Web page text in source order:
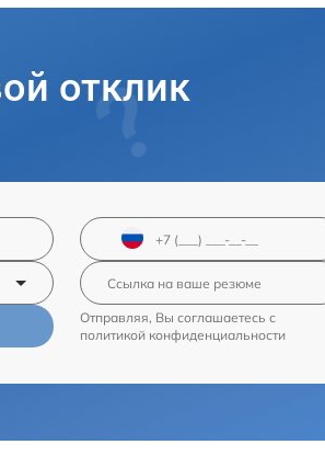
отклик
Отправляя, Вы соглашаетесь с
политикой конфиденциальности